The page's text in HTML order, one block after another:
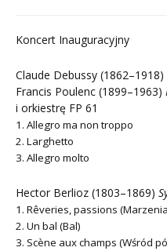
Koncert Inauguracyjny
Claude Debussy (1862–1918)
Francis Poulenc (1899–1963)
i orkiestrę FP 61
1. Allegro ma non troppo
2. Larghetto
3. Allegro molto
Hector Berlioz (1803–1869)
1. Rêveries, passions
2. Un bal (Bal)
3. Scène aux champs (Wśród